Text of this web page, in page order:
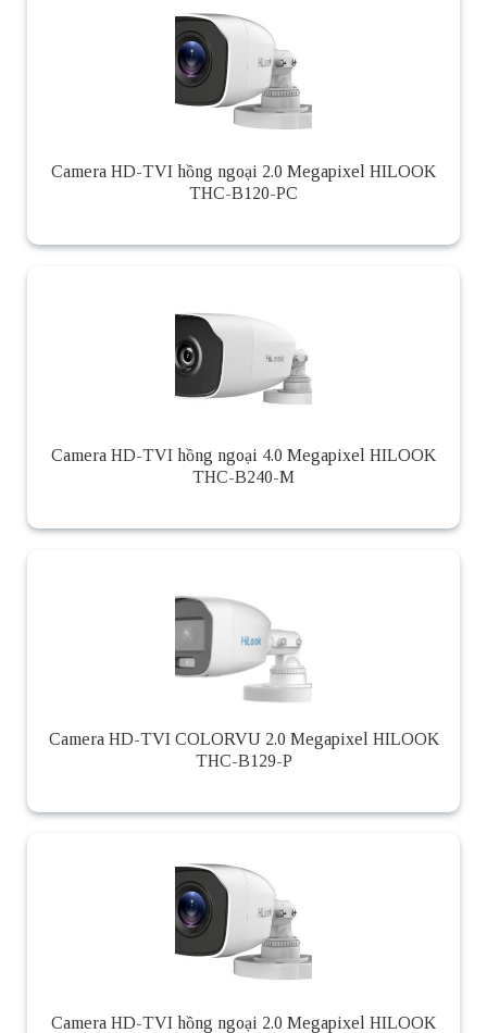
Camera HD-TVI hồng ngoại 2.0 Megapixel HILOOK
THC-B120-PC
Camera HD-TVI hồng ngoại 4.0 Megapixel HILOOK
THC-B240-M
Camera HD-TVI COLORVU 2.0 Megapixel HILOOK
THC-B129-P
Camera HD-TVI hồng ngoại 2.0 Megapixel HILOOK